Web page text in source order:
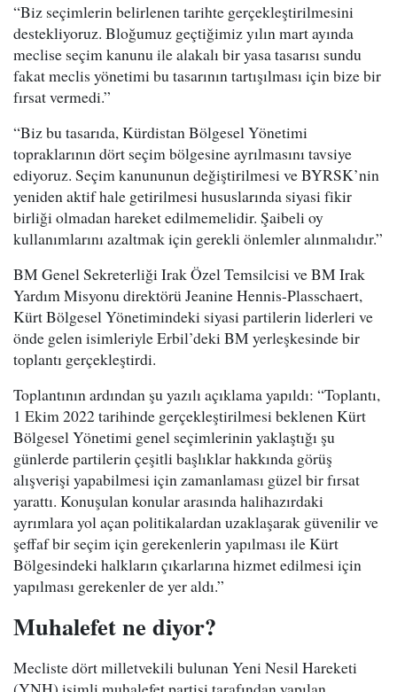
“Biz seçimlerin belirlenen tarihte gerçekleştirilmesini
destekliyoruz. Bloğumuz geçtiğimiz yılın mart ayında
meclise seçim kanunu ile alakalı bir yasa tasarısı sundu
fakat meclis yönetimi bu tasarının tartışılması için bize bir
fırsat vermedi.”
“Biz bu tasarıda, Kürdistan Bölgesel Yönetimi
topraklarının dört seçim bölgesine ayrılmasını tavsiye
ediyoruz. Seçim kanununun değiştirilmesi ve BYRSK’nin
yeniden aktif hale getirilmesi hususlarında siyasi fikir
birliği olmadan hareket edilmemelidir. Şaibeli oy
kullanımlarını azaltmak için gerekli önlemler alınmalıdır.”
BM Genel Sekreterliği Irak Özel Temsilcisi ve BM Irak
Yardım Misyonu direktörü Jeanine Hennis-Plasschaert,
Kürt Bölgesel Yönetimindeki siyasi partilerin liderleri ve
önde gelen isimleriyle Erbil’deki BM yerleşkesinde bir
toplantı gerçekleştirdi.
Toplantının ardından şu yazılı açıklama yapıldı: “Toplantı,
1 Ekim 2022 tarihinde gerçekleştirilmesi beklenen Kürt
Bölgesel Yönetimi genel seçimlerinin yaklaştığı şu
günlerde partilerin çeşitli başlıklar hakkında görüş
alışverişi yapabilmesi için zamanlaması güzel bir fırsat
yarattı. Konuşulan konular arasında halihazırdaki
ayrımlara yol açan politikalardan uzaklaşarak güvenilir ve
şeffaf bir seçim için gerekenlerin yapılması ile Kürt
Bölgesindeki halkların çıkarlarına hizmet edilmesi için
yapılması gerekenler de yer aldı.”
Muhalefet ne diyor?
Mecliste dört milletvekili bulunan Yeni Nesil Hareketi